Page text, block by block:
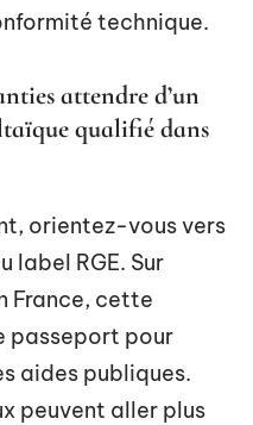
technique.
attendre d’un
qualifié dans
orientez-vous vers
label RGE. Sur
France, cette
passeport pour
aides publiques.
peuvent aller plus